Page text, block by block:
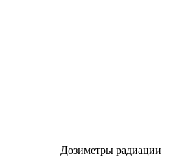
Дозиметры радиации